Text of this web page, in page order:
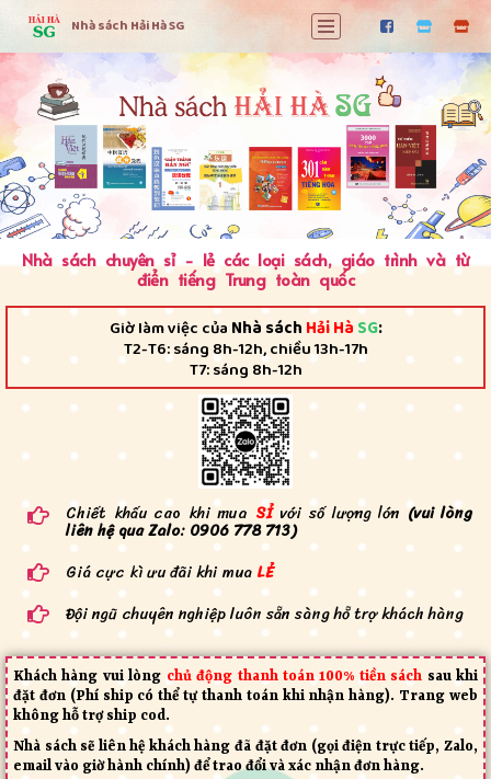
Chuyển
nội
dung
Nhà sách Hải Hà SG
Nhà sách chuyên sỉ - lẻ các loại sách, giáo trình và từ
điển tiếng Trung toàn quốc
Giờ làm việc của Nhà sách Hải Hà SG:
T2-T6: sáng 8h-12h, chiều 13h-17h
T7: sáng 8h-12h
Chiết khấu cao khi mua SỈvới số lượng lớn (vui lòng
liên hệ qua Zalo: 0906 778 713)
Giá cực kì ưu đãi khi mua LẺ
Đội ngũ chuyên nghiệp luôn sẵn sàng hỗ trợ khách hàng
Khách hàng vui lòng chủ động thanh toán 100% tiền sách sau khi
đặt đơn (Phí ship có thể tự thanh toán khi nhận hàng). Trang web
không hỗ trợ ship cod.
Nhà sách sẽ liên hệ khách hàng đã đặt đơn (gọi điện trực tiếp, Zalo,
email vào giờ hành chính) để trao đổi và xác nhận đơn hàng.